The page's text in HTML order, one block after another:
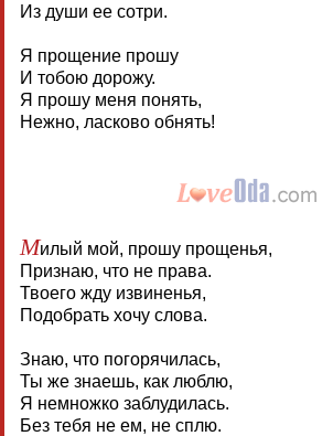
Из души ее сотри.
Я прощение прошу
И тобою дорожу.
Я прошу меня понять,
Нежно, ласково обнять!
Милый мой, прошу прощенья,
Признаю, что не права.
Твоего жду извиненья,
Подобрать хочу слова.
Знаю, что погорячилась,
Ты же знаешь, как люблю,
Я немножко заблудилась.
Без тебя не ем, не сплю.